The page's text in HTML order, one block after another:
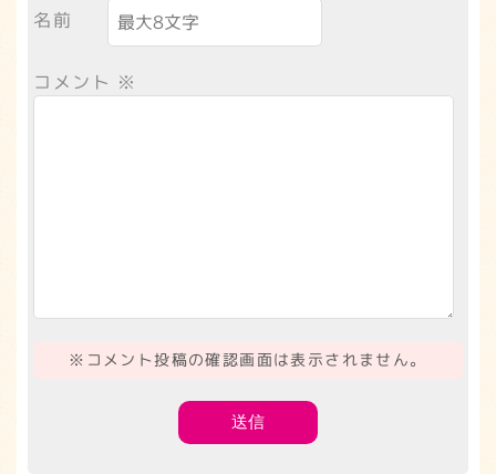
名前
コメント ※
※コメント投稿の確認画面は表示されません。